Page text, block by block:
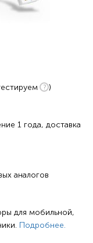
)
1 года, доставка
аналогов
для мобильной,
Подробнее.